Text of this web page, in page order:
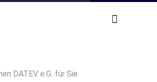
DATEV e.G. für Sie